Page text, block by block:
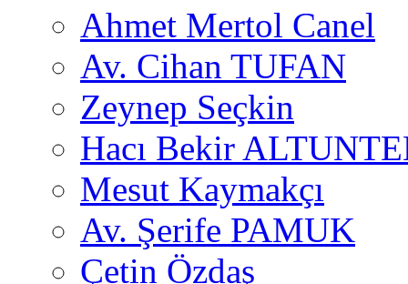
Ahmet Mertol Canel
Av. Cihan TUFAN
Zeynep Seçkin
Hacı Bekir
Mesut Kaymakçı
Av. Şerife PAMUK
Çetin Özdaş